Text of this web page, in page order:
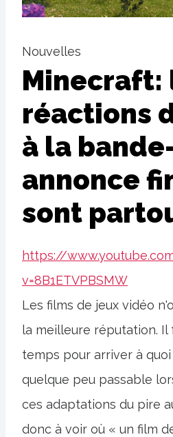
Nouvelles
Minecraft:
réactions
à la
annonce
sont
https://
v=8B1ETVPBSMW
Les films de jeux vidéo
la meilleure réputation. Il
temps pour arriver à
quelque peu passable
ces adaptations du pire
donc à voir où « un film